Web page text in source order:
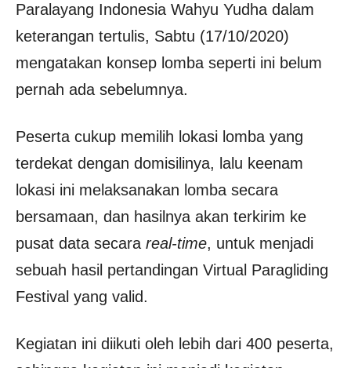
Paralayang Indonesia Wahyu Yudha dalam
keterangan tertulis, Sabtu (17/10/2020)
mengatakan konsep lomba seperti ini belum
pernah ada sebelumnya.
Peserta cukup memilih lokasi lomba yang
terdekat dengan domisilinya, lalu keenam
lokasi ini melaksanakan lomba secara
bersamaan, dan hasilnya akan terkirim ke
pusat data secara real-time, untuk menjadi
sebuah hasil pertandingan Virtual Paragliding
Festival yang valid.
Kegiatan ini diikuti oleh lebih dari 400 peserta,